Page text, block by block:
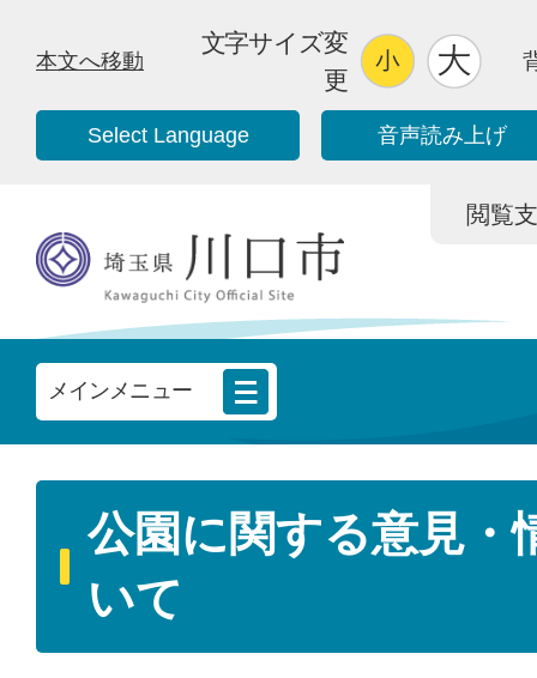
本文へ移動
文字サイズ変
更
Select Language 音声読み上げ
閲覧
メインメニュー
公園に関する意見・
いて